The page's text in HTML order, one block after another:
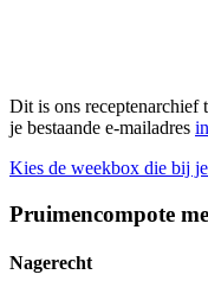
Dit is ons receptenarchief
je bestaande e-mailadres
Kies de weekbox die bij
Pruimencompote
Nagerecht